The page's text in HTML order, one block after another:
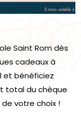
Saint Rom dès
cadeaux à
et bénéficiez
total du chèque
votre choix !